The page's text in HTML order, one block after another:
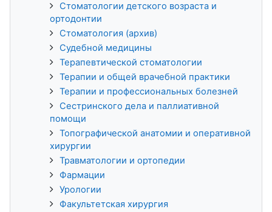
Стоматологии детского возраста и
ортодонтии
Стоматология (архив)
Судебной медицины
Терапевтической стоматологии
Терапии и общей врачебной практики
Терапии и профессиональных болезней
Сестринского дела и паллиативной
помощи
Топографической анатомии и оперативной
хирургии
Травматологии и ортопедии
Фармации
Урологии
Факультетская хирургия